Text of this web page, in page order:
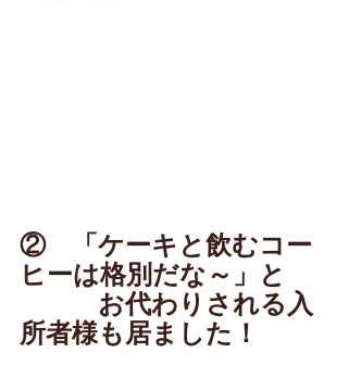
②　「ケーキと飲むコー
ヒーは格別だな～」と
お代わりされる入
所者様も居ました！